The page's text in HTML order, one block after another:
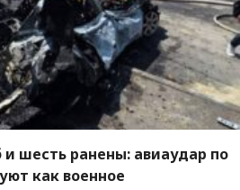
шесть ранены: авиаудар по
как военное